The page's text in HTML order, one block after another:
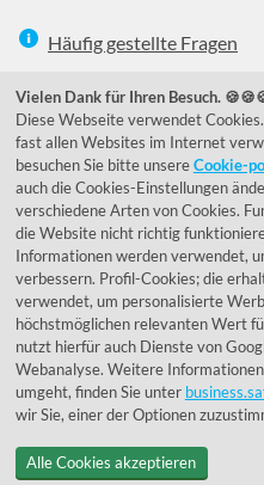
Häufig gestellte Fragen
039292 - 678215
de@lumidora.com
FacebookInstagram
Kundenmeinungen
Exzellent - eKomi.de
Vielen Dank für Ihren Besuch.
Diese Webseite verwendet
fast allen Websites im Internet
besuchen Sie bitte unsereCookie-
auch die Cookies-Einstellungen
verschiedene Arten von Cookies.
die Website nicht richtig
Informationen werden verwendet,
verbessern. Profil-Cookies; die
verwendet, um personalisierte
höchstmöglichen relevanten Wert
nutzt hierfür auch Dienste von
Webanalyse. Weitere
umgeht, finden Sie unter
wir Sie, einer der Optionen
Alle Cookies akzeptieren